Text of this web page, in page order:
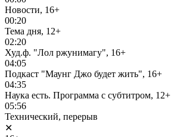
Новости, 16+
00:20
Тема дня, 12+
02:20
Худ.ф. "Лол ржунимагу", 16+
04:05
Подкаст "Маунг Джо будет жить", 16+
04:35
Наука есть. Программа с субтитром, 12+
05:56
Технический, перерыв
✕